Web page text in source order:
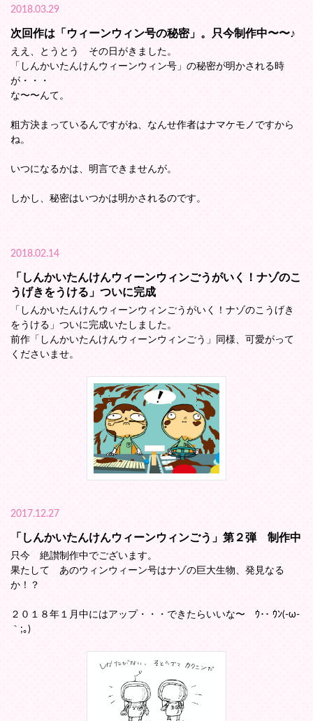
2018.03.29
次回作は「ウィーンウィン号の秘密」。只今制作中〜〜♪
ええ、とうとう その日がきました。
「しんかいたんけんウィーンウィン号」の秘密が明かされる時
が・・・
な〜〜んて。
粗方決まっているんですがね、なんせ作者はナマケモノですから
ね。
いつになるかは、明言できませんが。
しかし、秘密はいつかは明かされるのです。
2018.02.14
「しんかいたんけんウィーンウィンごうがいく！ナゾのこ
うげきをうける」ついに完成
「しんかいたんけんウィーンウィンごうがいく！ナゾのこうげき
をうける」ついに完成いたしました。
前作「しんかいたんけんウィーンウィンごう」同様、可愛がって
くださいませ。
2017.12.27
「しんかいたんけんウィーンウィンごう」第２弾 制作中
只今 絶讃制作中でございます。
果たして あのウィンウィーン号はナゾの巨大生物、発見なる
か！？
２０１８年１月中にはアップ・・・できたらいいな〜 ｳ･･ ｳﾝ(-ω-
｀;｡)